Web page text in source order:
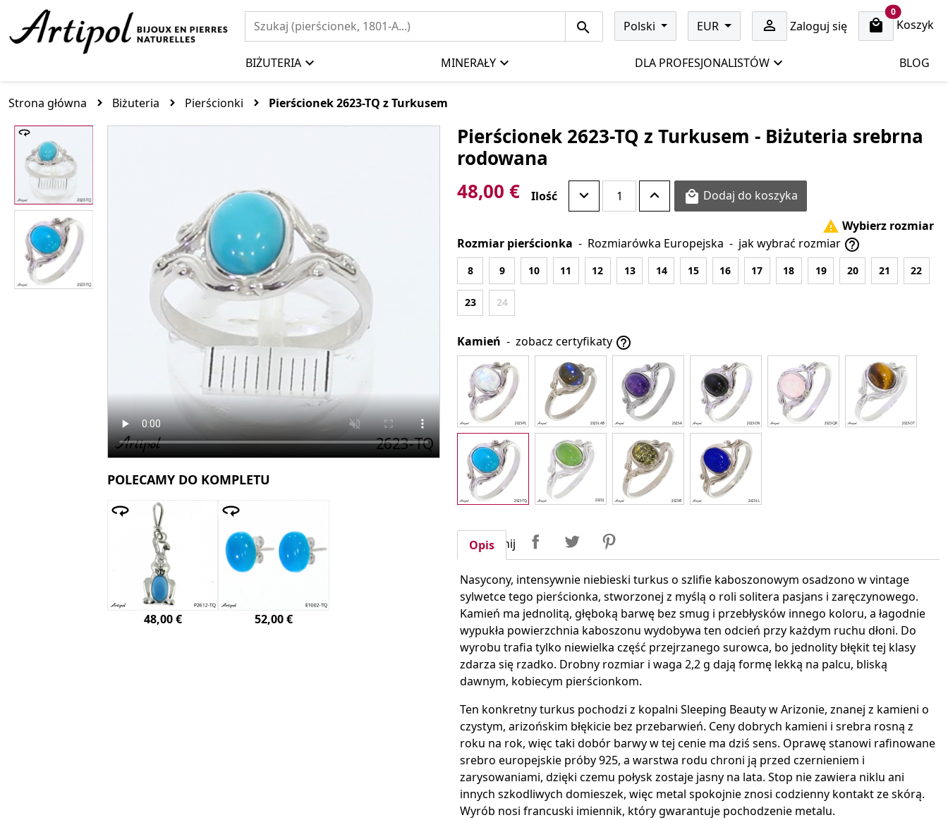
Polski EUR Zaloguj się 
0cart items
Koszyk
BIŻUTERIA MINERAŁY DLA PROFESJONALISTÓW BLOG
Strona główna Biżuteria Pierścionki Pierścionek 2623-TQ z Turkusem
POLECAMY DO KOMPLETU
48,00 € 52,00 €
Pierścionek 2623-TQ z Turkusem - Biżuteria srebrna
rodowana
48,00 €
Ilość  Dodaj do koszyka
 Wybierz rozmiar
Rozmiar pierścionka - Rozmiarówka Europejska - jak wybrać rozmiar 
8 9 10 11 12 13 14 15 16 17 18 19 20 21 22
23 24
Kamień - zobacz certyfikaty 
Udostępnij UdostępnijTweetuj
Opis
Nasycony, intensywnie niebieski turkus o szlifie kaboszonowym osadzono w vintage
sylwetce tego pierścionka, stworzonej z myślą o roli solitera pasjans i zaręczynowego.
Kamień ma jednolitą, głęboką barwę bez smug i przebłysków innego koloru, a łagodnie
wypukła powierzchnia kaboszonu wydobywa ten odcień przy każdym ruchu dłoni. Do
wyrobu trafia tylko niewielka część przejrzanego surowca, bo jednolity błękit tej klasy
zdarza się rzadko. Drobny rozmiar i waga 2,2 g dają formę lekką na palcu, bliską
dawnym, kobiecym pierścionkom.
Ten konkretny turkus pochodzi z kopalni Sleeping Beauty w Arizonie, znanej z kamieni o
czystym, arizońskim błękicie bez przebarwień. Ceny dobrych kamieni i srebra rosną z
roku na rok, więc taki dobór barwy w tej cenie ma dziś sens. Oprawę stanowi rafinowane
srebro europejskie próby 925, a warstwa rodu chroni ją przed czernieniem i
zarysowaniami, dzięki czemu połysk zostaje jasny na lata. Stop nie zawiera niklu ani
innych szkodliwych domieszek, więc metal spokojnie znosi codzienny kontakt ze skórą.
Wyrób nosi francuski imiennik, który gwarantuje pochodzenie metalu.